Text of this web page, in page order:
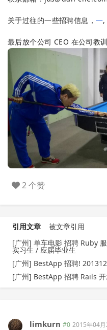
关于过往的一些招聘信息，一
最后放个公司 CEO 在公司教
2 个赞
引用文章
被文章引用
[广州] 单车电影 招聘 Ruby
实习生 / 应届毕业生
[广州] BestApp 招聘!
[广州] BestApp 招聘 Rails
limkurn #0 2015年04月